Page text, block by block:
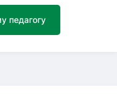
педагогу